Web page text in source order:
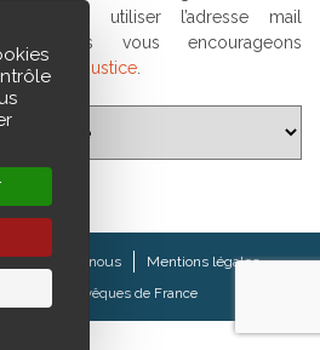
à utiliser l’adresse mail
. Nous vous encourageons
faits à la justice.
Contactez-nous
Mentions légales
des évêques de France